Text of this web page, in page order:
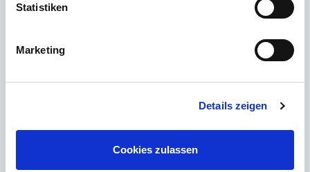
Statistiken
Marketing
Details zeigen
Cookies zulassen
Welches Revell Skill-Level ist für Modellbau-Anfänger am